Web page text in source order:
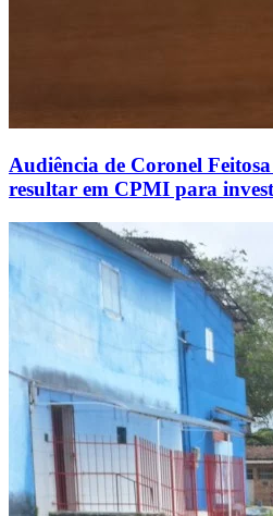
Audiência de Coronel
resultar em CPMI para